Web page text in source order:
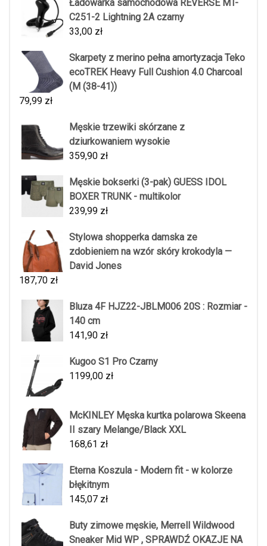
Ładowarka samochodowa REVERSE MT-
C251-2 Lightning 2A czarny
33,00 zł
Skarpety z merino pełna amortyzacja Teko
ecoTREK Heavy Full Cushion 4.0 Charcoal
(M (38-41))
79,99 zł
Męskie trzewiki skórzane z
dziurkowaniem wysokie
359,90 zł
Męskie bokserki (3-pak) GUESS IDOL
BOXER TRUNK - multikolor
239,99 zł
Stylowa shopperka damska ze
zdobieniem na wzór skóry krokodyla —
David Jones
187,70 zł
Bluza 4F HJZ22-JBLM006 20S : Rozmiar -
140 cm
141,90 zł
Kugoo S1 Pro Czarny
1199,00 zł
McKINLEY Męska kurtka polarowa Skeena
II szary Melange/Black XXL
168,61 zł
Eterna Koszula - Modern fit - w kolorze
błękitnym
145,07 zł
Buty zimowe męskie, Merrell Wildwood
Sneaker Mid WP , SPRAWDŹ OKAZJE NA